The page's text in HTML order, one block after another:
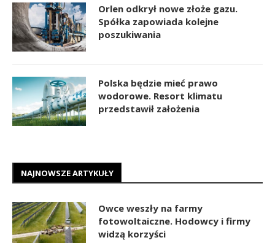
Orlen odkrył nowe złoże gazu.
Spółka zapowiada kolejne
poszukiwania
Polska będzie mieć prawo
wodorowe. Resort klimatu
przedstawił założenia
NAJNOWSZE ARTYKUŁY
Owce weszły na farmy
fotowoltaiczne. Hodowcy i firmy
widzą korzyści